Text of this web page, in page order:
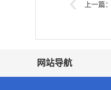
上一篇：
网站导航